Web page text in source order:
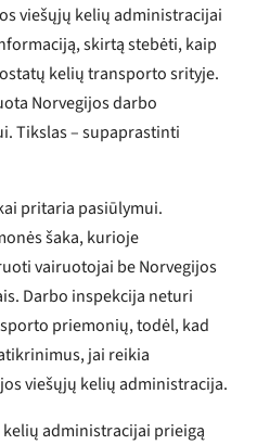
viešųjų kelių administracijai
skirtą stebėti, kaip
kelių transporto srityje.
Norvegijos darbo
Tikslas – supaprastinti
pritaria pasiūlymui.
šaka, kurioje
vairuotojai be Norvegijos
Darbo inspekcija neturi
priemonių, todėl, kad
jai reikia
viešųjų kelių administracija.
administracijai prieigą